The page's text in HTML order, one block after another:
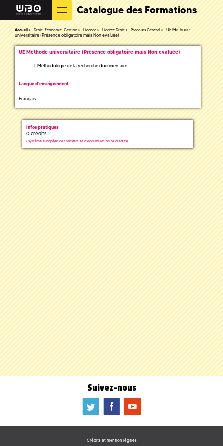
Catalogue des Formations
Accueil Droit, Economie, Gestion Licence Licence Droit Parcours Général
UE Méthode
universitaire (Présence obligatoire mais Non evaluée)
UE Méthode universitaire (Présence obligatoire mais Non evaluée)
Méthodologie de la recherche documentaire
Langue d'enseignement
Français
Infos pratiques
0 crédits
( système européen de transfert et d'accumulation de crédits)
Suivez-nous
a b f
Crédits et mention légales